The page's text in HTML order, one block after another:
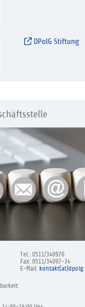
DPolG Stiftung
Tel.: 0511/340970
Fax: 0511/34097-34
E-Mail: